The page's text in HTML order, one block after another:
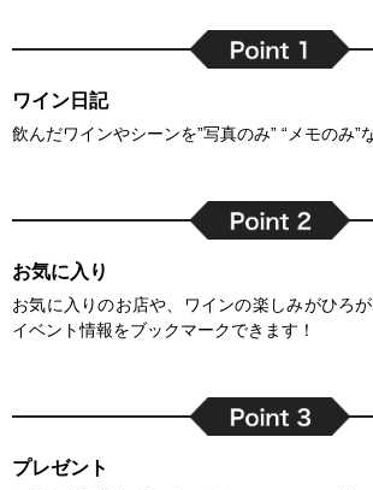
ワイン日記
飲んだワインやシーンを”写真のみ” “メモのみ”
お気に入り
お気に入りのお店や、ワインの楽しみがひろ
イベント情報をブックマークできます！
プレゼント